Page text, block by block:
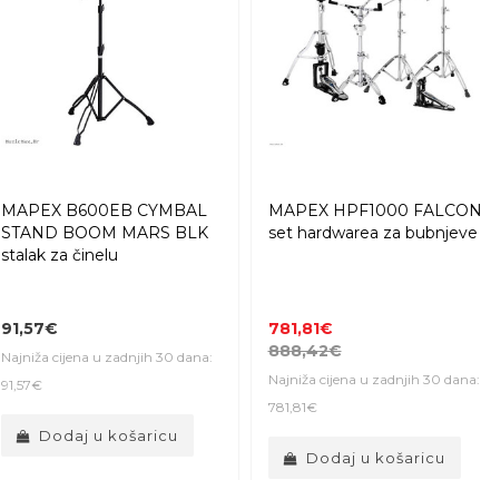
MAPEX B600EB CYMBAL
STAND BOOM MARS BLK
stalak za činelu
91,57€
Najniža cijena u zadnjih 30 dana:
91,57€
Dodaj u košaricu
MAPEX HPF1000 FALCON
set hardwarea za bubnjeve
781,81€
888,42€
Najniža cijena u zadnjih 30 dana:
781,81€
Dodaj u košaricu